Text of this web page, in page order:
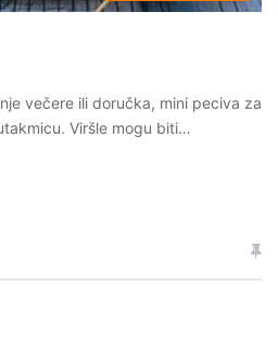
večere ili doručka, mini peciva za
Viršle mogu biti…